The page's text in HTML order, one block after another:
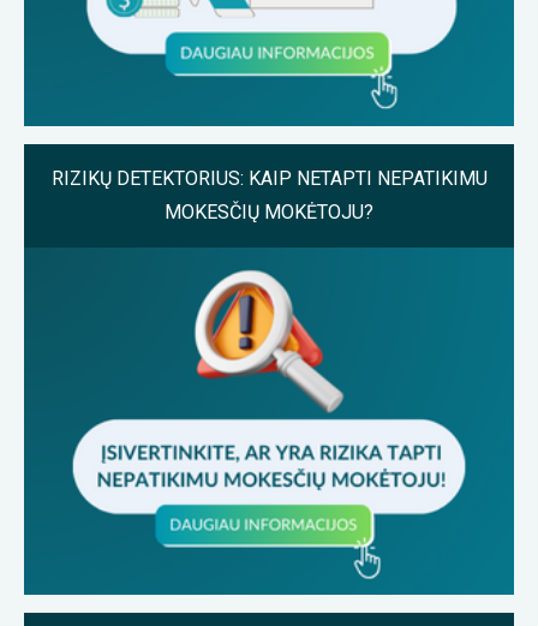
RIZIKŲ DETEKTORIUS: KAIP NETAPTI NEPATIKIMU
MOKESČIŲ MOKĖTOJU?